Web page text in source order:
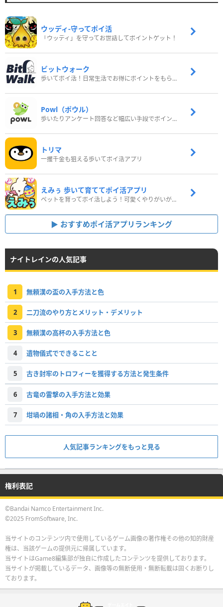
ウッディ‐守ってポイ活
「ウッディ」を守ってお世話してポイントゲット！
ビットウォーク
歩いてポイ活！日常生活でお得にポイントをもらおう
Powl（ポウル）
歩いたりアンケート回答など幅広い手段でポイントをゲット
トリマ
一攫千金も狙える歩いてポイ活アプリ
えみぅ 歩いて育ててポイ活アプリ
ペットを育ってポイ活しよう！可愛くやりがいがある新感覚アプリ
おすすめポイ活アプリランキング
ナイトレインの人気記事
1 無頼漢の盃の入手方法と色
2 二刀流のやり方とメリット・デメリット
3 無頼漢の高杯の入手方法と色
4 遺物儀式でできることと
5 古き封牢のトロフィーを獲得する方法と発生条件
6 古竜の雷撃の入手方法と効果
7 坩堝の諸相・角の入手方法と効果
人気記事ランキングをもっと見る
権利表記
©Bandai Namco Entertainment Inc.
©2025 FromSoftware, Inc.
当サイトのコンテンツ内で使用しているゲーム画像の著作権その他の知的財産
権は、当該ゲームの提供元に帰属しています。
当サイトはGame8編集部が独自に作成したコンテンツを提供しております。
当サイトが掲載しているデータ、画像等の無断使用・無断転載は固くお断りし
ております。